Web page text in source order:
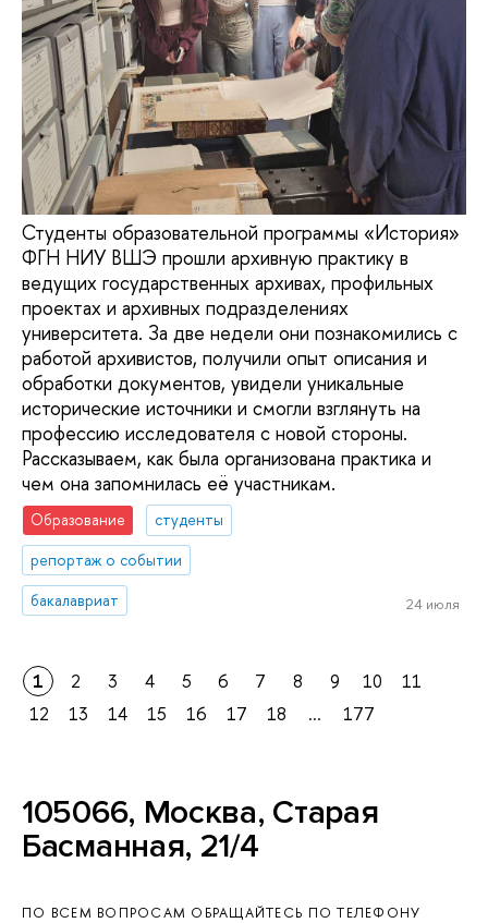
Студенты образовательной программы «История»
ФГН НИУ ВШЭ прошли архивную практику в
ведущих государственных архивах, профильных
проектах и архивных подразделениях
университета. За две недели они познакомились с
работой архивистов, получили опыт описания и
обработки документов, увидели уникальные
исторические источники и смогли взглянуть на
профессию исследователя с новой стороны.
Рассказываем, как была организована практика и
чем она запомнилась её участникам.
Образование
студенты
репортаж о событии
бакалавриат
24 июля
1 2 3 4 5 6 7 8 9 10
11
12
13 14 15 16 17 18 ... 177
105066, Москва, Старая
Басманная, 21/4
ПО ВСЕМ ВОПРОСАМ ОБРАЩАЙТЕСЬ ПО ТЕЛЕФОНУ